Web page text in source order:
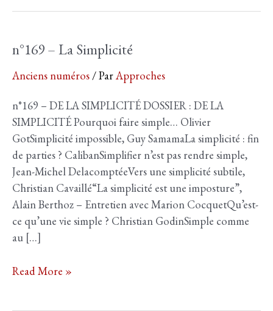
n°169 – La Simplicité
Anciens numéros/ ParApproches
n°169 – DE LA SIMPLICITÉ DOSSIER : DE LA
SIMPLICITÉ Pourquoi faire simple… Olivier
GotSimplicité impossible, Guy SamamaLa simplicité : fin
de parties ? CalibanSimplifier n’est pas rendre simple,
Jean-Michel DelacomptéeVers une simplicité subtile,
Christian Cavaillé“La simplicité est une imposture”,
Alain Berthoz – Entretien avec Marion CocquetQu’est-
ce qu’une vie simple ? Christian GodinSimple comme
au […]
n°169
Read More »